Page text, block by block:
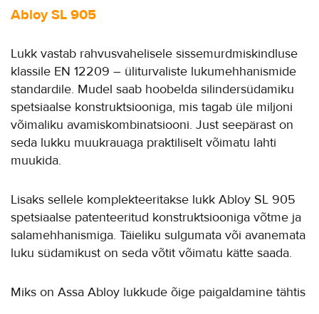
Abloy SL 905
Lukk vastab rahvusvahelisele sissemurdmiskindluse
klassile EN 12209 – üliturvaliste lukumehhanismide
standardile. Mudel saab hoobelda silindersüdamiku
spetsiaalse konstruktsiooniga, mis tagab üle miljoni
võimaliku avamiskombinatsiooni. Just seepärast on
seda lukku muukrauaga praktiliselt võimatu lahti
muukida.
Lisaks sellele komplekteeritakse lukk Abloy SL 905
spetsiaalse patenteeritud konstruktsiooniga võtme ja
salamehhanismiga. Täieliku sulgumata või avanemata
luku südamikust on seda võtit võimatu kätte saada.
Miks on Assa Abloy lukkude õige paigaldamine tähtis